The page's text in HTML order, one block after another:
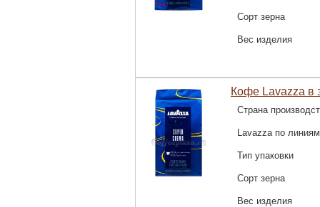
Сорт зерна
Вес изделия
Кофе Lavazza в
Страна
Lavazza по линиям
Тип упаковки
Сорт зерна
Вес изделия